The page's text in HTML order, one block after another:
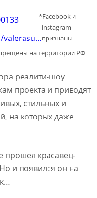
valerasu…
*Facebook и
instagram
признаны
на территории РФ
реалити-шоу
проекта и приводят
стильных и
на которых даже
прошел красавец-
и появился он на